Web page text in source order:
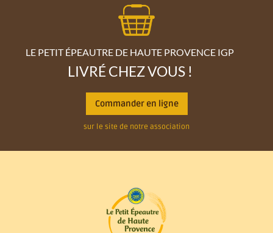
LE PETIT ÉPEAUTRE DE HAUTE PROVENCE IGP
LIVRÉ CHEZ VOUS !
Commander en ligne
sur le site de notre association